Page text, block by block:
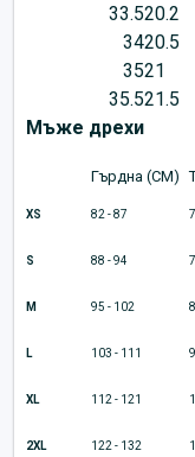
33.520.2
3420.5
3521
35.521.5
Мъже дрехи
Гърдна (CM)
XS 82 - 87
S 88 - 94
M 95 - 102
L 103 - 111
XL 112 - 121
2XL 122 - 132